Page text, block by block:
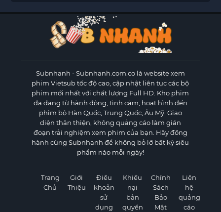
Subnhanh - Subnhanh.com.co là website xem
phim Vietsub tốc độ cao, cập nhật liên tục các bộ
phim mới nhất với chất lượng Full HD. Kho phim
đa dạng từ hành động, tình cảm, hoạt hình đến
phim bộ Hàn Quốc, Trung Quốc, Âu Mỹ. Giao
diện thân thiện, không quảng cáo làm gián
đoạn trải nghiệm xem phim của bạn. Hãy đồng
hành cùng Subnhanh để không bỏ lỡ bất kỳ siêu
phẩm nào mỗi ngày!
Trang
Chủ
Giới
Thiệu
Điều
khoản
sử
dụng
Khiếu
nại
bản
quyền
Chính
Sách
Bảo
Mật
Liên
hệ
quảng
cáo